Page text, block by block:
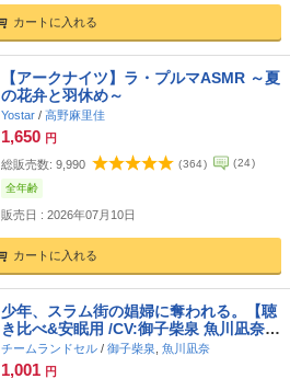
カートに入れる
【アークナイツ】ラ・プルマASMR ～夏
の花弁と羽休め～
Yostar / 高野麻里佳
1,650 円
総販売数: 9,990 (364) (24)
全年齢
販売日 : 2026年07月10日
カートに入れる
少年、スラム街の娼婦に奪われる。【聴
き比べ&安眠用 /CV:御子柴泉 魚川凪奈/
合計3時間超え】
チームランドセル / 御子柴泉 魚川凪奈
1,001 円